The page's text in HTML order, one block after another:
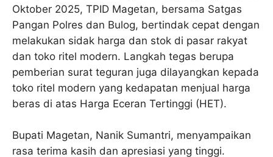
Oktober 2025, TPID Magetan, bersama Satgas
Pangan Polres dan Bulog, bertindak cepat dengan
melakukan sidak harga dan stok di pasar rakyat
dan toko ritel modern. Langkah tegas berupa
pemberian surat teguran juga dilayangkan kepada
toko ritel modern yang kedapatan menjual harga
beras di atas Harga Eceran Tertinggi (HET).
Bupati Magetan, Nanik Sumantri, menyampaikan
rasa terima kasih dan apresiasi yang tinggi.